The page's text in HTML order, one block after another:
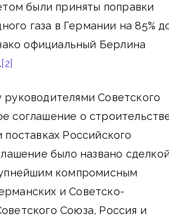
были приняты поправки
газа в Германии на 85%
официальный Берлина
[2]
Советского
соглашение о
Российского
было названо
компромисным
и Советско-
Союза, Россия и